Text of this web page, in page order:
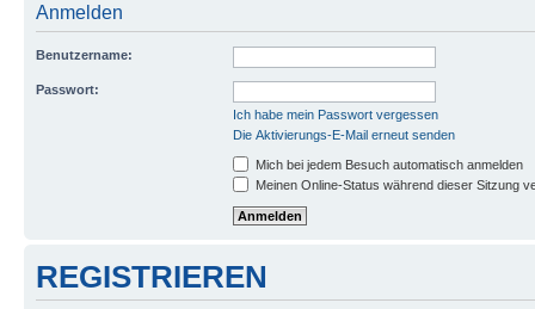
Anmelden
Benutzername:
Passwort:
Ich habe mein Passwort vergessen
Die Aktivierungs-E-Mail erneut senden
Mich bei jedem Besuch automatisch anmelden
Meinen Online-Status während dieser Sitzung
REGISTRIEREN